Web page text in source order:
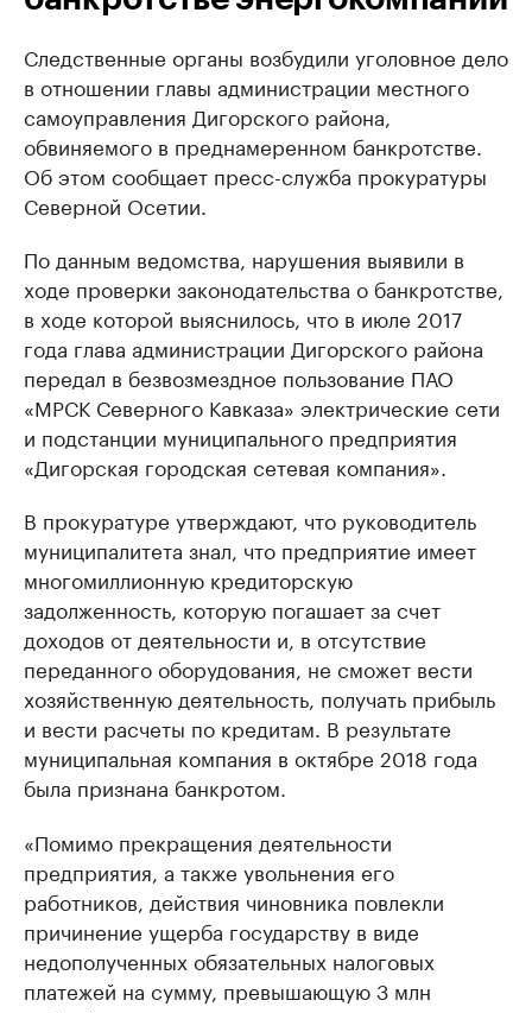
Следственные органы возбудили уголовное дело
в отношении главы администрации местного
самоуправления Дигорского района,
обвиняемого в преднамеренном банкротстве.
Об этом сообщает пресс-служба прокуратуры
Северной Осетии.
По данным ведомства, нарушения выявили в
ходе проверки законодательства о банкротстве,
в ходе которой выяснилось, что в июле 2017
года глава администрации Дигорского района
передал в безвозмездное пользование ПАО
«МРСК Северного Кавказа» электрические сети
и подстанции муниципального предприятия
«Дигорская городская сетевая компания».
В прокуратуре утверждают, что руководитель
муниципалитета знал, что предприятие имеет
многомиллионную кредиторскую
задолженность, которую погашает за счет
доходов от деятельности и, в отсутствие
переданного оборудования, не сможет вести
хозяйственную деятельность, получать прибыль
и вести расчеты по кредитам. В результате
муниципальная компания в октябре 2018 года
была признана банкротом.
«Помимо прекращения деятельности
предприятия, а также увольнения его
работников, действия чиновника повлекли
причинение ущерба государству в виде
недополученных обязательных налоговых
платежей на сумму, превышающую 3 млн